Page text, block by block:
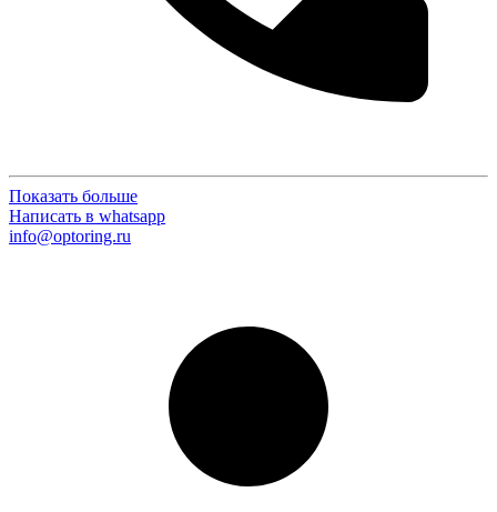
Показать больше
Написать в whatsapp
info@optoring.ru